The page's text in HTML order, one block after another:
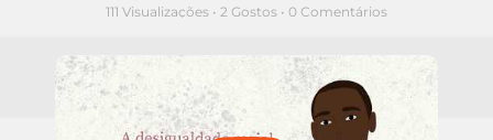
111 Visualizações • 2 Gostos • 0 Comentários